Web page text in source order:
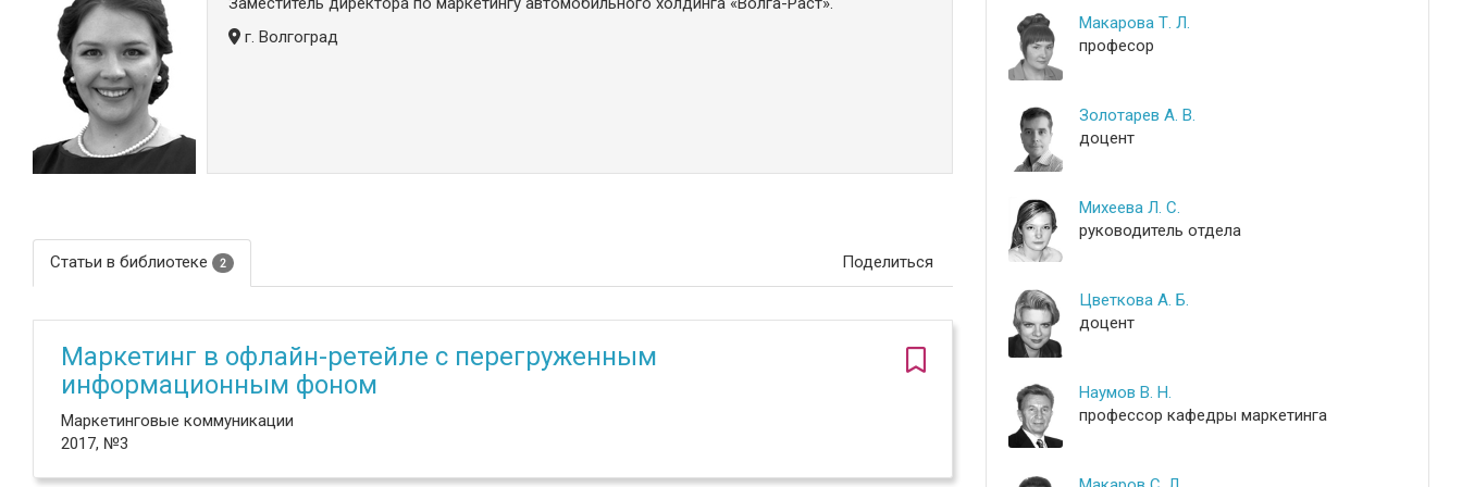
г. Волгоград
Статьи в библиотеке 2 Поделиться
Маркетинг в офлайн-ретейле с перегруженным
информационным фоном
Маркетинговые коммуникации
2017, №3
Макарова Т. Л.
професор
Золотарев А. В.
доцент
Михеева Л. С.
руководитель отдела
Цветкова А. Б.
доцент
Наумов В. Н.
профессор кафедры маркетинга